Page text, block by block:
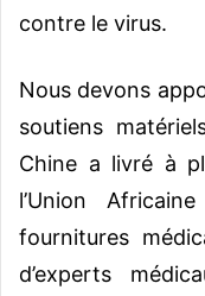
contre le virus.
Nous devons
soutiens
Chine a livré à
l’Union
fournitures
d’experts